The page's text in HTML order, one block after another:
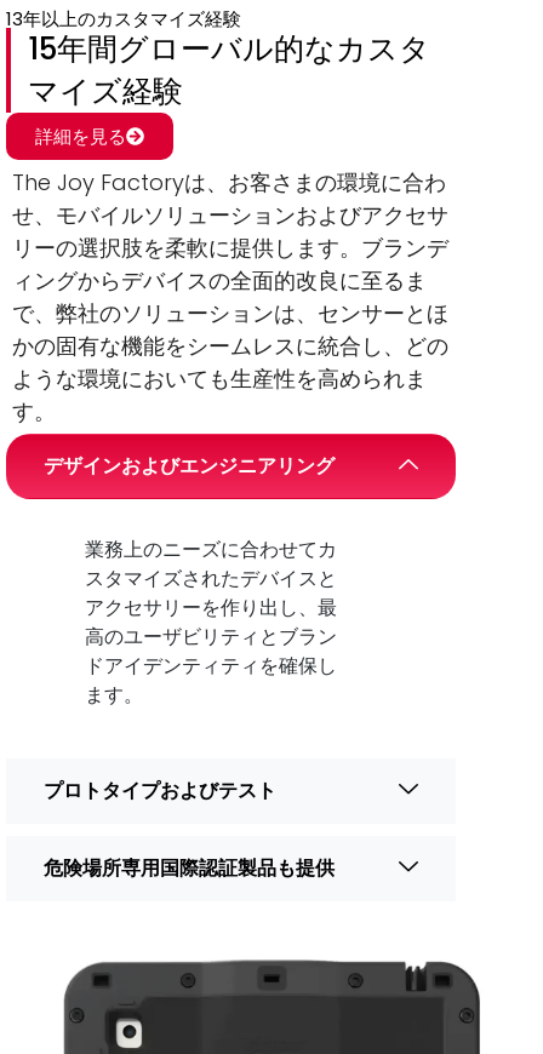
13年以上のカスタマイズ経験
15年間グローバル的なカスタ
マイズ経験
詳細を見る
The Joy Factoryは、お客さまの環境に合わ
せ、モバイルソリューションおよびアクセサ
リーの選択肢を柔軟に提供します。ブランデ
ィングからデバイスの全面的改良に至るま
で、弊社のソリューションは、センサーとほ
かの固有な機能をシームレスに統合し、どの
ような環境においても生産性を高められま
す。
デザインおよびエンジニアリング
業務上のニーズに合わせてカ
スタマイズされたデバイスと
アクセサリーを作り出し、最
高のユーザビリティとブラン
ドアイデンティティを確保し
ます。
プロトタイプおよびテスト
危険場所専用国際認証製品も提供